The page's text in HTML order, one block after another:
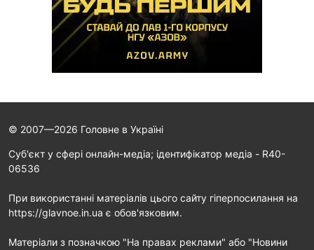
© 2007—2026 Головне в Україні
Cуб'єкт у сфері онлайн-медіа; ідентифікатор медіа - R40-
06536
При використанні матеріалів цього сайту гіперпосилання на
https://glavnoe.in.ua є обов'язковим.
Матеріали з позначкою "На правах реклами" або "Новини